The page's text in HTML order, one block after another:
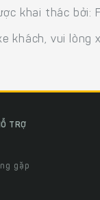
khai thác bởi:
khách, vui lòng
TRỢ
gặp